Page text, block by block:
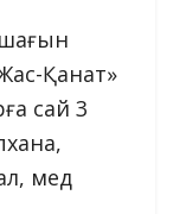
Қанат»
сай 3
мед